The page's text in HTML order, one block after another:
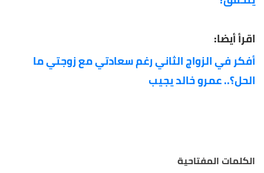
اقرأ أيضا:
أفكر في الزواج الثاني رغم سعادتي مع زوجتي ما
الحل؟.. عمرو خالد يجيب
الكلمات المفتاحية